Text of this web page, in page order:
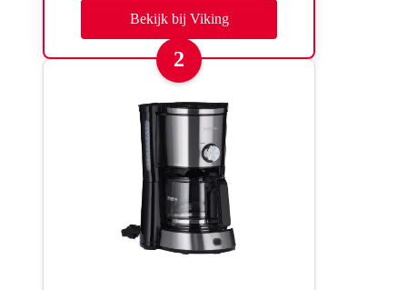
Bekijk bij Viking
2